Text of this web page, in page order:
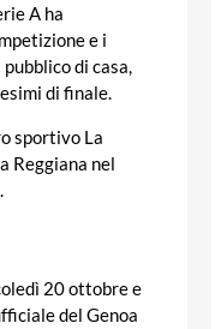
A ha
e i
di casa,
di finale.
sportivo La
Reggiana nel
20 ottobre e
del Genoa